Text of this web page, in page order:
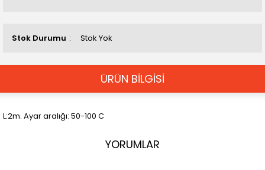
Stok Durumu Stok Yok
ÜRÜN BİLGİSİ
L:2m. Ayar aralığı: 50-100 C
YORUMLAR